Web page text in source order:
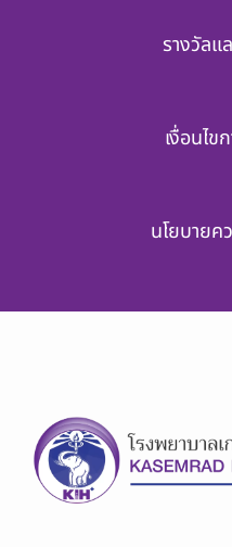
รางวัลแ
เงื่อนไข
นโยบายค